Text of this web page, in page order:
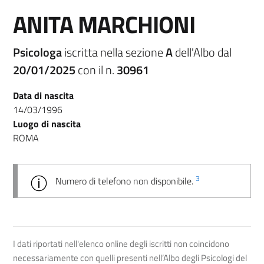
ANITA MARCHIONI
Psicologaiscritta nella sezioneAdell'Albo dal
20/01/2025con il n.30961
Data di nascita
14/03/1996
Luogo di nascita
ROMA
Numero di telefono non disponibile. 3
I dati riportati nell'elenco online degli iscritti non coincidono
necessariamente con quelli presenti nell’Albo degli Psicologi del